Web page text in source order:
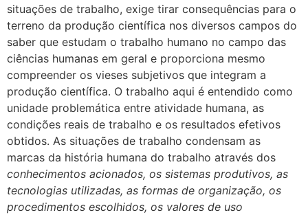
situações de trabalho, exige tirar consequências para o
terreno da produção científica nos diversos campos do
saber que estudam o trabalho humano no campo das
ciências humanas em geral e proporciona mesmo
compreender os vieses subjetivos que integram a
produção científica. O trabalho aqui é entendido como
unidade problemática entre atividade humana, as
condições reais de trabalho e os resultados efetivos
obtidos. As situações de trabalho condensam as
marcas da história humana do trabalho através dos
conhecimentos acionados, os sistemas produtivos, as
tecnologias utilizadas, as formas de organização, os
procedimentos escolhidos, os valores de uso